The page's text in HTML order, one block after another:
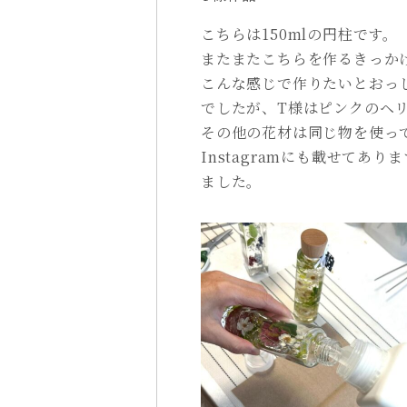
こちらは150mlの円柱です。
またまたこちらを作るきっ
こんな感じで作りたいとお
でしたが、T様はピンクのヘ
その他の花材は同じ物を使っ
Instagramにも載せてありま
ました。